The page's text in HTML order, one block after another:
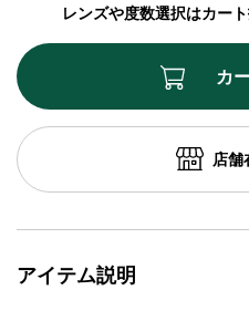
レンズや度数選択はカー
カ
店舗
アイテム説明